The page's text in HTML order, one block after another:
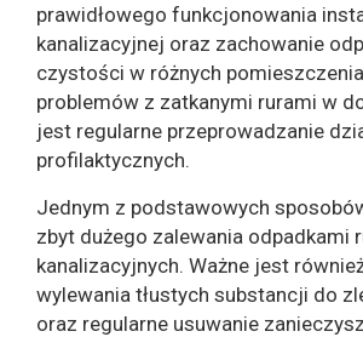
prawidłowego funkcjonowania
kanalizacyjnej oraz zachowanie
czystości w różnych
problemów z zatkanymi rurami w
jest regularne przeprowadzanie
profilaktycznych.
Jednym z podstawowych
zbyt dużego zalewania odpadkami
kanalizacyjnych. Ważne jest
wylewania tłustych substancji do
oraz regularne usuwanie